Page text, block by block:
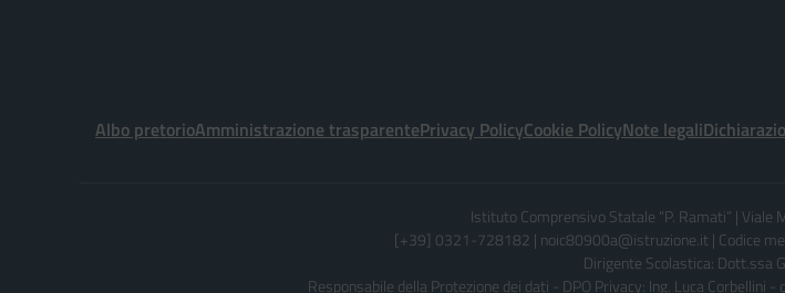
Albo pretorioAmministrazione trasparentePrivacy PolicyCookie PolicyNote legali
Istituto Comprensivo Statale “P. Ramati” |
[+39] 0321-728182 | noic80900a@istruzione.it | Codice
Dirigente Scolastica: Dott.ssa
Responsabile della Protezione dei dati - DPO Privacy: Ing. Luca Corbellini